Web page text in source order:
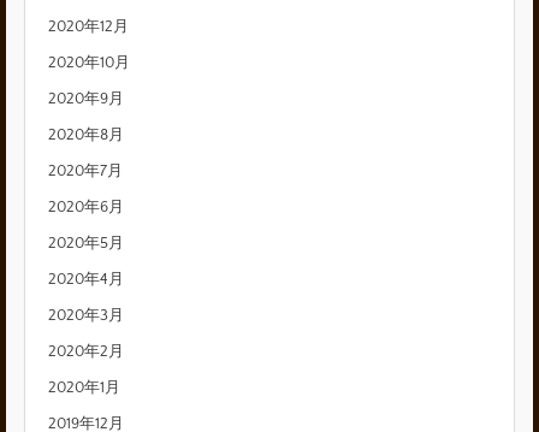
2020年12月
2020年10月
2020年9月
2020年8月
2020年7月
2020年6月
2020年5月
2020年4月
2020年3月
2020年2月
2020年1月
2019年12月